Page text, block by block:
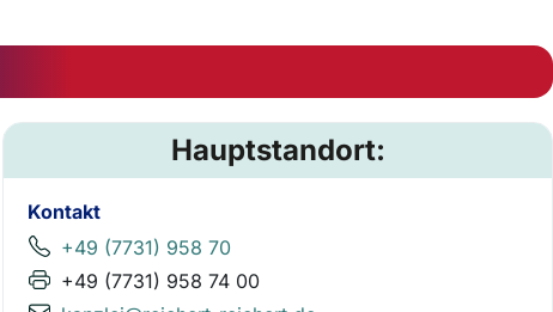
Hauptstandort:
Kontakt
+49 (7731) 958 70
+49 (7731) 958 74 00